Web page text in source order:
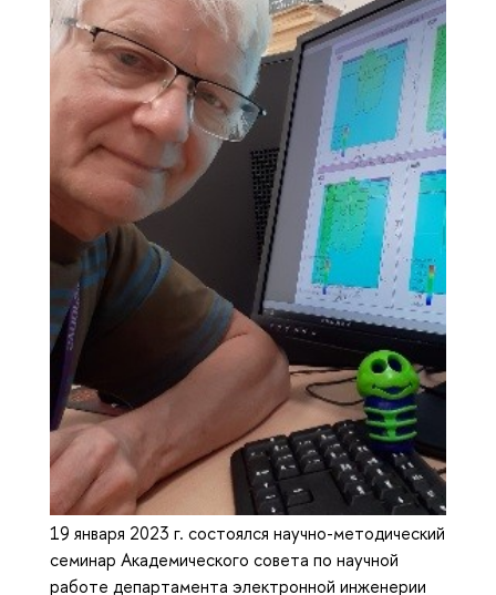
19 января 2023 г. состоялся научно-методический
семинар Академического совета по научной
работе департамента электронной инженерии